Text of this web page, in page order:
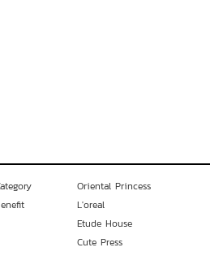
Oriental Princess
L'oreal
Etude House
Cute Press